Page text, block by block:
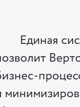
Единая